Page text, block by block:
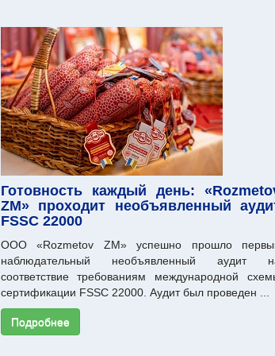
Готовность каждый день:
ZM» проходит необъявленный
FSSC 22000
ООО «Rozmetov ZM» успешно прошло
наблюдательный необъявленный аудит
соответствие требованиям международной
сертификации FSSC 22000. Аудит был проведен ...
Подробнее